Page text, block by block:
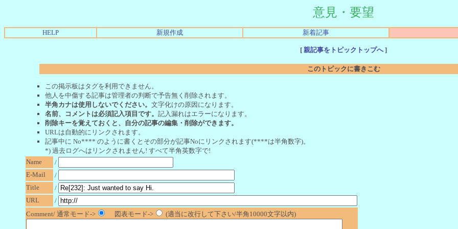
意見・要望
HELP 新規作成 新着記事
[ 親記事をトピックトップへ]
このトピックに書きこむ
この掲示板はタグを利用できません。
他人を中傷する記事は管理者の判断で予告無く削除されます。
半角カナは使用しないでください。 文字化けの原因になります。
名前、コメントは必須記入項目です。 記入漏れはエラーになります。
削除キーを覚えておくと、自分の記事の編集・削除ができます。
URLは自動的にリンクされます。
記事中に No**** のように書くとその部分が記事Noにリンクされます(****は半角数字)。
*) 過去ログへはリンクされません! すべて半角英数字で!
Name
/
E-Mail
/
Title
/
URL
/
Comment/ 通常モード->
図表モード-> (適当に改行して下さい/半角10000文字以内)